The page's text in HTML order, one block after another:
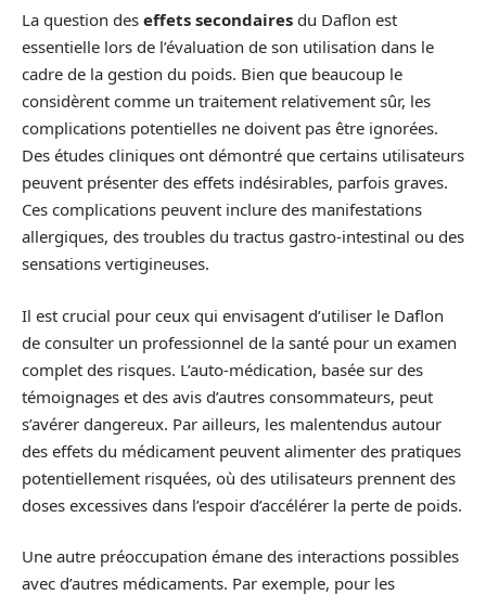
La question des effets secondaires du Daflon est
essentielle lors de l’évaluation de son utilisation dans le
cadre de la gestion du poids. Bien que beaucoup le
considèrent comme un traitement relativement sûr, les
complications potentielles ne doivent pas être ignorées.
Des études cliniques ont démontré que certains utilisateurs
peuvent présenter des effets indésirables, parfois graves.
Ces complications peuvent inclure des manifestations
allergiques, des troubles du tractus gastro-intestinal ou des
sensations vertigineuses.
Il est crucial pour ceux qui envisagent d’utiliser le Daflon
de consulter un professionnel de la santé pour un examen
complet des risques. L’auto-médication, basée sur des
témoignages et des avis d’autres consommateurs, peut
s’avérer dangereux. Par ailleurs, les malentendus autour
des effets du médicament peuvent alimenter des pratiques
potentiellement risquées, où des utilisateurs prennent des
doses excessives dans l’espoir d’accélérer la perte de poids.
Une autre préoccupation émane des interactions possibles
avec d’autres médicaments. Par exemple, pour les